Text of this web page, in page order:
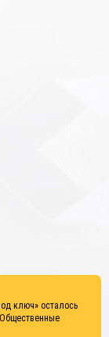
ключ» осталось